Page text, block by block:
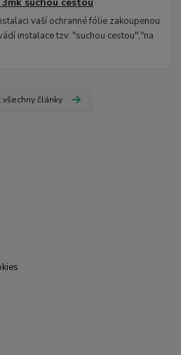
vaší ochranné fólie zakoupenou
instalace tzv. "suchou cestou","na
články